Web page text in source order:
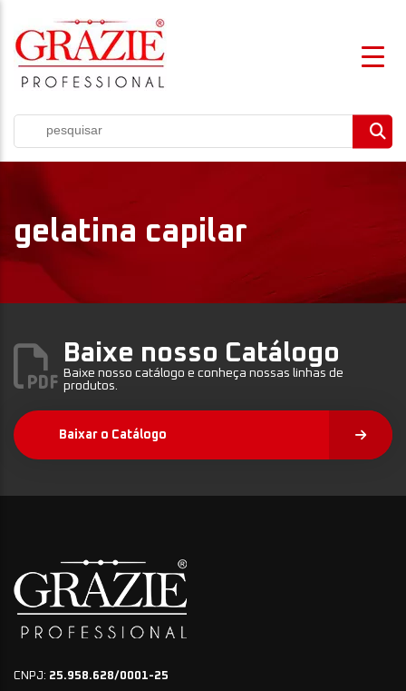
gelatina capilar
Baixe nosso Catálogo
Baixe nosso catálogo e conheça nossas linhas de
produtos.
Baixar o Catálogo
CNPJ: 25.958.628/0001-25